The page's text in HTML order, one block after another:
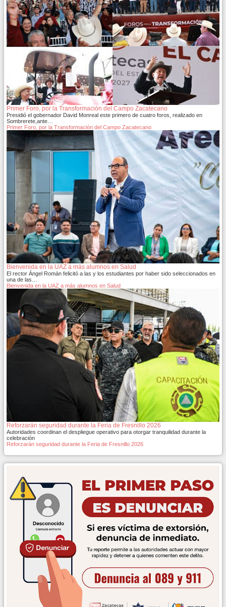
Primer Foro, por la Transformación del Campo Zacatecano
Presidió el gobernador David Monreal este primero de cuatro foros, realizado en
Sombrerete,ante…
Primer Foro, por la Transformación del Campo Zacatecano
Bienvenida en la UAZ a más alumnos en Salud
El rector Ángel Román felicitó a las y los estudiantes por haber sido seleccionados en
una de las…
Bienvenida en la UAZ a más alumnos en Salud
Reforzarán seguridad durante la Feria de Fresnillo 2026
Autoridades coordinan el despliegue operativo para otorgar tranquilidad durante la
celebración
Reforzarán seguridad durante la Feria de Fresnillo 2026